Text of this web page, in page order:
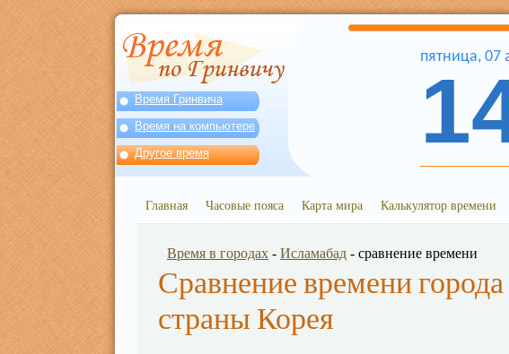
Время Гринвича
Время на компьютере
Другое время
пятница, 07
Главная Часовые пояса Карта мира Калькулятор времени
Время в городах - Исламабад - сравнение времени
Сравнение времени
страны Корея